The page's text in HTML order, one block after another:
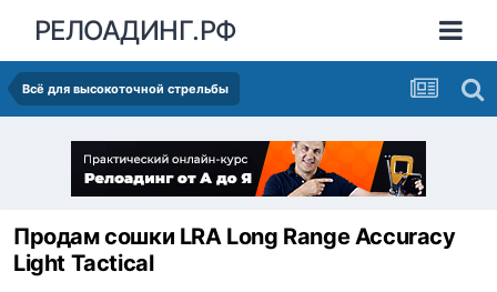
РЕЛОАДИНГ.РФ
Всё для высокоточной стрельбы
Продам сошки LRA Long Range Accuracy
Light Tactical